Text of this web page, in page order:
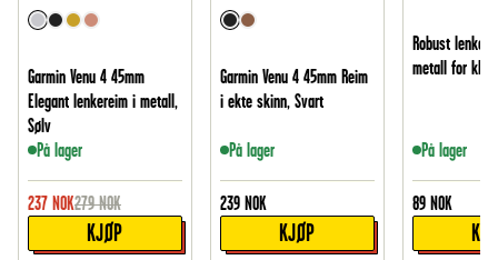
Garmin Venu 4 45mm
Elegant lenkereim i metall,
Sølv
På lager
237 NOK279 NOK
KJØP
Garmin Venu 4 45mm Reim
i ekte skinn, Svart
På lager
239 NOK
KJØP
Robust
metall for
På lager
89 NOK